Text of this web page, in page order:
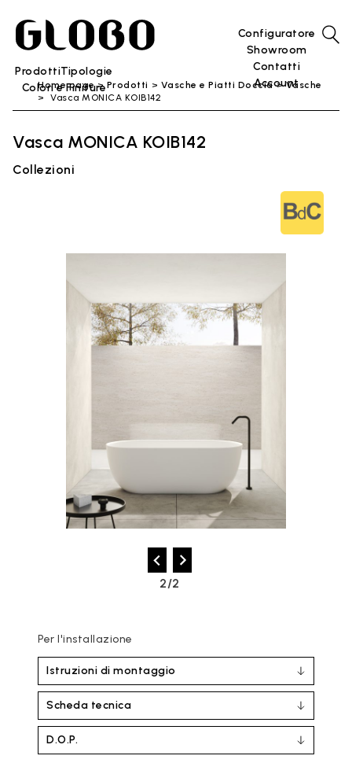
ProdottiTipologie
Colori e Finiture
Configuratore
Showroom
Contatti
Account
Home page Prodotti Vasche e Piatti Doccia
Vasche
Vasca MONICA KOIB142
Vasca MONICA KOIB142
Collezioni
2/2
Per l'installazione
Istruzioni di montaggio
Scheda tecnica
D.O.P.